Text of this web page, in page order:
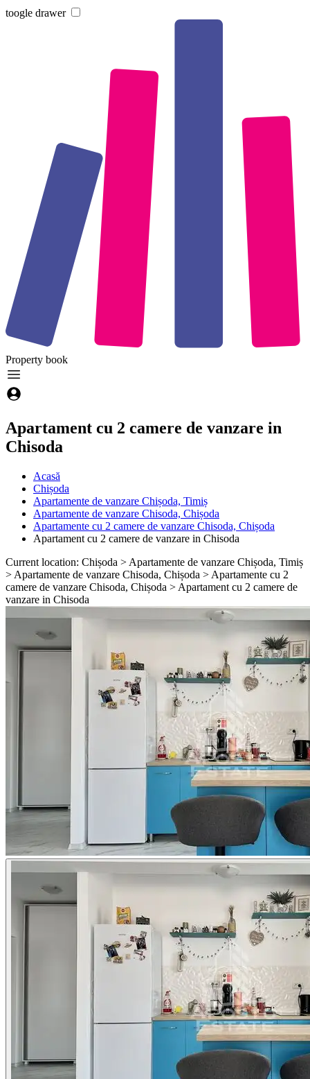
toogle drawer
Property book
Apartament cu 2 camere de vanzare in
Chisoda
Acasă
Chișoda
Apartamente de vanzare Chișoda, Timiș
Apartamente de vanzare Chisoda, Chișoda
Apartamente cu 2 camere de vanzare Chisoda, Chișoda
Apartament cu 2 camere de vanzare in Chisoda
Current location: Chișoda > Apartamente de vanzare Chișoda, Timiș
> Apartamente de vanzare Chisoda, Chișoda > Apartamente cu 2
camere de vanzare Chisoda, Chișoda > Apartament cu 2 camere de
vanzare in Chisoda